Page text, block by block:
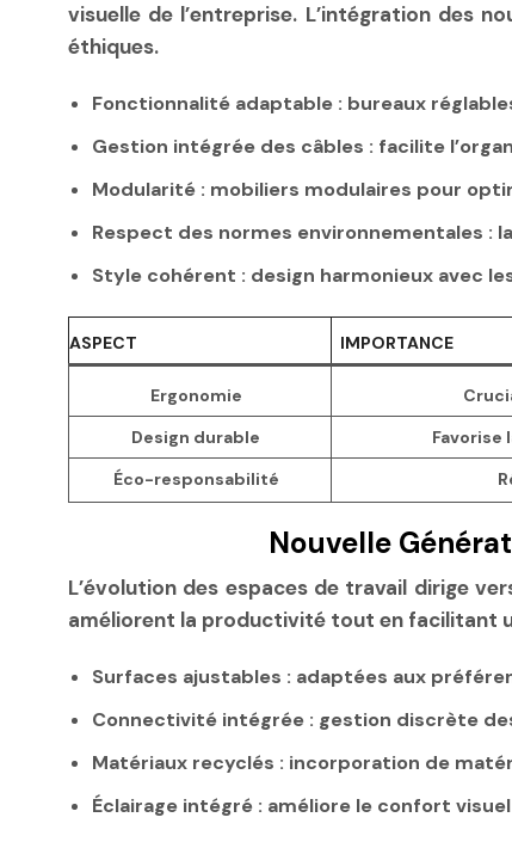
visuelle de l’entreprise. L’intégration des
éthiques.
Fonctionnalité adaptable : bureaux
Gestion intégrée des câbles : facilite
Modularité : mobiliers modulaires pour
Respect des normes environnementales :
Style cohérent : design harmonieux avec
ASPECT IMPORTANCE
Ergonomie
Design durable
Favorise
Éco-responsabilité
Nouvelle
L’évolution des espaces de travail dirige
améliorent la productivité tout en facilitant
Surfaces ajustables : adaptées aux
Connectivité intégrée : gestion discrète
Matériaux recyclés : incorporation de
Éclairage intégré : améliore le confort